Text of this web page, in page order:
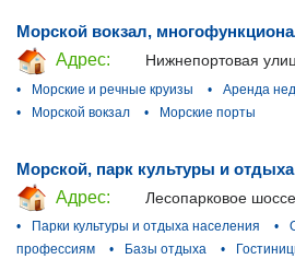
Морской вокзал,
Адрес:
Нижнепортовая
•
Морские и речные круизы •
Аренда
•
Морской вокзал • Морские порты
Морской, парк культуры и отдыха
Адрес:
Лесопарковое
•
Парки культуры и отдыха населения •
профессиям
• Базы отдыха •